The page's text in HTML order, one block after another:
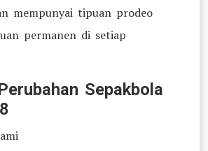
mempunyai tipuan prodeo
permanen di setiap
Sepakbola